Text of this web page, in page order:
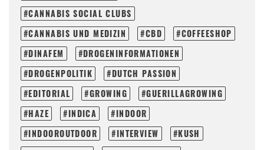
CANNABIS SOCIAL CLUBS
CANNABIS UND MEDIZIN
CBD
COFFEESHOP
DINAFEM
DROGENINFORMATIONEN
DROGENPOLITIK
DUTCH PASSION
EDITORIAL
GROWING
GUERILLAGROWING
HAZE
INDICA
INDOOR
INDOOROUTDOOR
INTERVIEW
KUSH